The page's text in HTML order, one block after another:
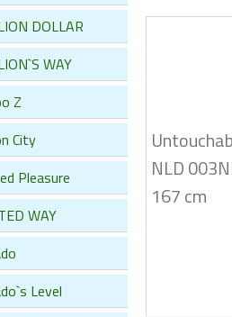
DOLLAR
WAY
Z
City
Pleasure
WAY
Level
NLD
167 cm